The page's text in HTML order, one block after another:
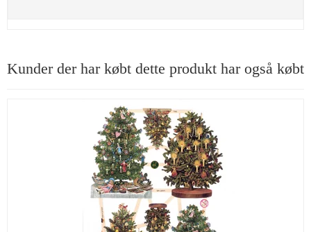
Kunder der har købt dette produkt har også købt